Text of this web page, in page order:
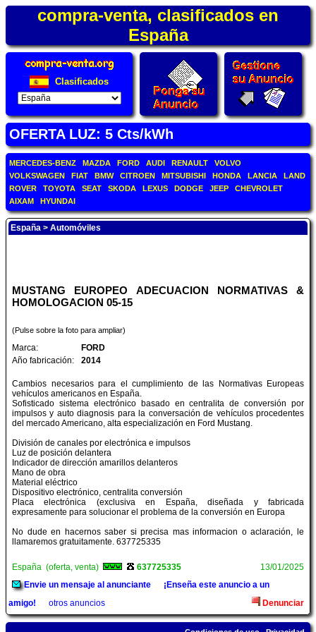
compra-venta, clasificados en
España
Clasificados
OFERTA LUZ: 5 Cts/kWh
MERCEDES-BENZ MAZDA FORD AUDI RENAULT
VOLVO
VOLKSWAGEN
FIAT BMW CITROEN MITSUBISHI HONDA LANCIA
LAND
ROVER
TOYOTA SEAT SKODA LEXUS DODGE JEEP
CHEVROLET
AIXAM
HYUNDAI
España > Automóviles
MUSTANG EUROPEO ADECUACION NORMATIVAS &
HOMOLOGACION 05-15
(Pulse sobre la foto para ampliar)
Marca:
FORD
Año fabricación:
2014
Cambios necesarios para el cumplimiento de las Normativas Europeas
vehículos americanos en España.
Sofisticado sistema electrónico basado en centralita de conversión por
impulsos y auto diagnosis para la conversación de vehículos procedentes
del mercado Americano, alta especialización en Ford Mustang.
División de canales por electrónica e impulsos
Luz de posición delantera
Indicador de dirección amarillos delanteros
Mano de obra
Material eléctrico
Dispositivo electrónico, centralita conversión
Placa electrónica (exclusiva en España, diseñada y fabricada
expresamente para solucionar el problema de la conversión en Europa
No dude en hacernos saber si precisa mas informacion o aclaración, le
llamaremos gratuitamente. 637725335
España (oferta, venta) 637725335
13/01/2025
Envie un mensaje al anunciante
¡Enseña este anuncio a un
amigo!
otros anuncios Denunciar